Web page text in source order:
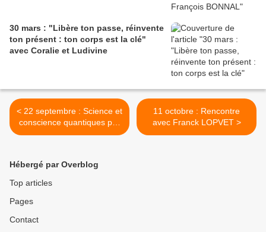
30 mars : "Libère ton passe, réinvente
ton présent : ton corps est la clé"
avec Coralie et Ludivine
< 22 septembre : Science et
conscience quantiques par
Andreas K. Freund
11 octobre : Rencontre
avec Franck LOPVET >
Hébergé par Overblog
Top articles
Pages
Contact